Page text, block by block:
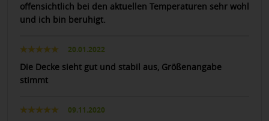
offensichtlich bei den aktuellen Temperaturen sehr wohl
und ich bin beruhigt.
20.01.2022
Die Decke sieht gut und stabil aus, Größenangabe
stimmt
09.11.2020